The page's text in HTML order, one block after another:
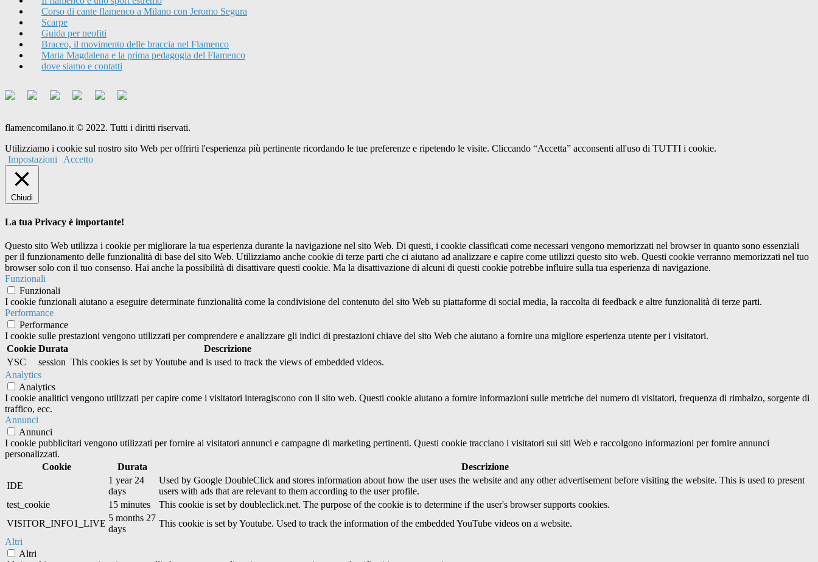
Corso di cante flamenco a Milano con Jeromo Segura
Scarpe
Guida per neofiti
Braceo, il movimento delle braccia nel Flamenco
Maria Magdalena e la prima pedagogia del Flamenco
dove siamo e contatti
flamencomilano.it © 2022. Tutti i diritti riservati.
Utilizziamo i cookie sul nostro sito Web per offrirti l'esperienza più pertinente ricordando le tue preferenze e ripetendo le visite. Cliccando “Accetta” acconsenti all'uso di TUTTI i cookie.
Impostazioni
Accetto
Chiudi
La tua Privacy è importante!
Questo sito Web utilizza i cookie per migliorare la tua esperienza durante la navigazione nel sito Web. Di questi, i cookie classificati come necessari vengono memorizzati nel browser in quanto sono essenziali
per il funzionamento delle funzionalità di base del sito Web. Utilizziamo anche cookie di terze parti che ci aiutano ad analizzare e capire come utilizzi questo sito web. Questi cookie verranno memorizzati nel tuo
browser solo con il tuo consenso. Hai anche la possibilità di disattivare questi cookie. Ma la disattivazione di alcuni di questi cookie potrebbe influire sulla tua esperienza di navigazione.
Funzionali
Funzionali
I cookie funzionali aiutano a eseguire determinate funzionalità come la condivisione del contenuto del sito Web su piattaforme di social media, la raccolta di feedback e altre funzionalità di terze parti.
Performance
Performance
I cookie sulle prestazioni vengono utilizzati per comprendere e analizzare gli indici di prestazioni chiave del sito Web che aiutano a fornire una migliore esperienza utente per i visitatori.
Cookie Durata
Descrizione
YSC
session This cookies is set by Youtube and is used to track the views of embedded videos.
Analytics
Analytics
I cookie analitici vengono utilizzati per capire come i visitatori interagiscono con il sito web. Questi cookie aiutano a fornire informazioni sulle metriche del numero di visitatori, frequenza di rimbalzo, sorgente di
traffico, ecc.
Annunci
Annunci
I cookie pubblicitari vengono utilizzati per fornire ai visitatori annunci e campagne di marketing pertinenti. Questi cookie tracciano i visitatori sui siti Web e raccolgono informazioni per fornire annunci
personalizzati.
Cookie
Durata
Descrizione
IDE
1 year 24
days
Used by Google DoubleClick and stores information about how the user uses the website and any other advertisement before visiting the website. This is used to present
users with ads that are relevant to them according to the user profile.
test_cookie
15 minutes
This cookie is set by doubleclick.net. The purpose of the cookie is to determine if the user's browser supports cookies.
VISITOR_INFO1_LIVE
5 months 27
days
This cookie is set by Youtube. Used to track the information of the embedded YouTube videos on a website.
Altri
Altri